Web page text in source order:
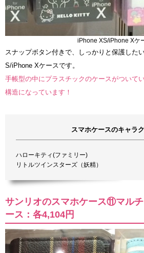
iPhone XS/iPhone Xケ
スナップボタン付きで、しっかりと保護した
S/iPhone Xケースです。
手帳型の中にプラスチックのケースがついて
構造になっています！
スマホケースのキャラ
ハローキティ(ファミリー)
リトルツインスターズ（妖精）
サンリオのスマホケース⑪マル
ース：各4,104円